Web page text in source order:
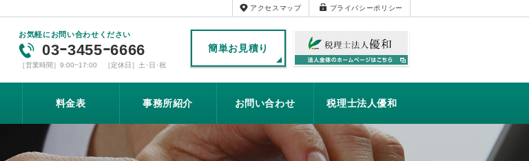
プライバシーポリシー
アクセスマップ
お気軽にお問い合わせください
03ｰ3455ｰ6666
［営業時間］9:00~17:00 ［定休日］土･日･祝
簡単お見積り
料金表 事務所紹介 お問い合わせ 税理士法人優和